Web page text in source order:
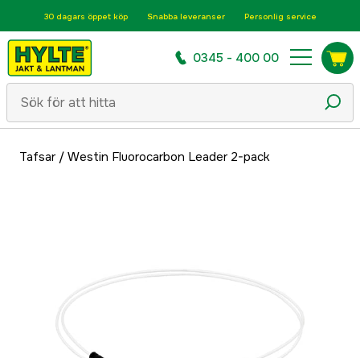
30 dagars öppet köp Snabba leveranser Personlig service
0345 - 400 00
Tafsar/ Westin Fluorocarbon Leader 2-pack